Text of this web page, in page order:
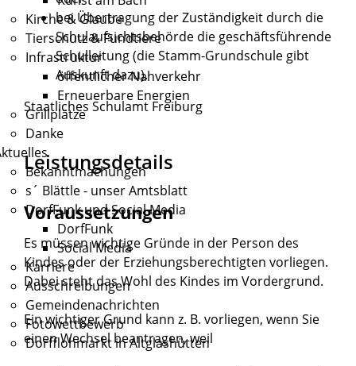
Kirche & Glaube
Tierschutz & Fundtiere
Infrastruktur
öffentlicher Nahverkehr
Erneuerbare Energien
Grillplätze
Danke
Bekanntmachungen
s´ Blättle - unser Amtsblatt
DorfFunk und Social Media
DorfFunk
Social Media
Karriere
Ausschreibungen
Gemeindenachrichten
Fotowettbewerb
Dorfflohmarkt in Altglashütten
bei Übertragung der Zuständigkeit durch die
Schulaufsichtsbehörde die geschäftsführende
Schulleitung (die Stamm-Grundschule gibt
Auskunft dazu).
Staatliches Schulamt Freiburg
Leistungsdetails
Voraussetzungen
Es müssen wichtige Gründe in der Person des
Kindes oder der Erziehungsberechtigten vorliegen.
Dabei steht das Wohl des Kindes im Vordergrund.
Ein wichtiger Grund kann z. B. vorliegen, wenn Sie
einen Wechsel beantragen, weil